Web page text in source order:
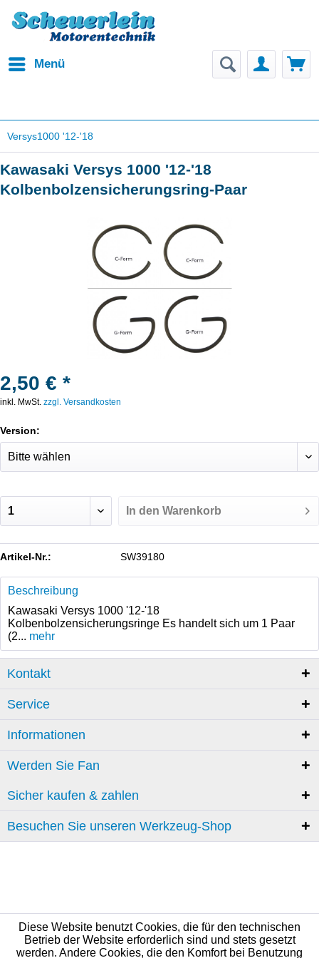
Menü
Versys1000 '12-'18
Kawasaki Versys 1000 '12-'18
Kolbenbolzensicherungsring-Paar
2,50 € *
inkl. MwSt. zzgl. Versandkosten
Version:
In den Warenkorb
Artikel-Nr.: SW39180
Beschreibung
Kawasaki Versys 1000 '12-'18
Kolbenbolzensicherungsringe Es handelt sich um 1 Paar
(2... mehr
Kontakt
Service
Informationen
Werden Sie Fan
Sicher kaufen & zahlen
Besuchen Sie unseren Werkzeug-Shop
Diese Website benutzt Cookies, die für den technischen
Betrieb der Website erforderlich sind und stets gesetzt
werden. Andere Cookies, die den Komfort bei Benutzung